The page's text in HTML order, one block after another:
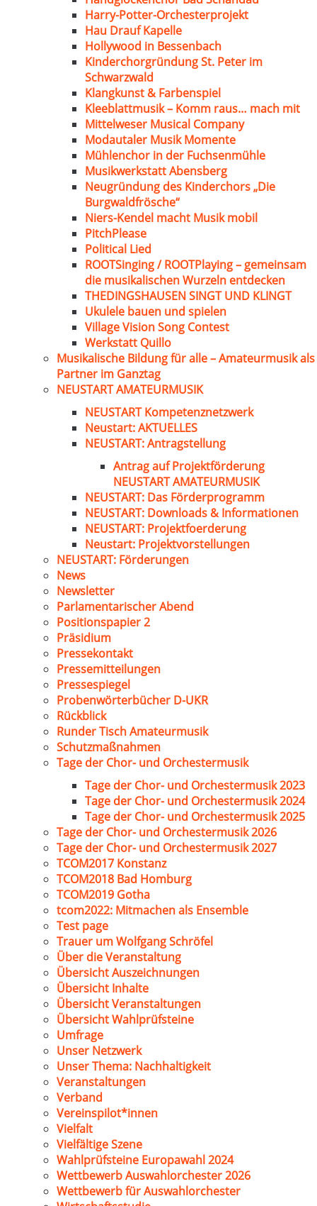
Harry-Potter-Orchesterprojekt
Hau Drauf Kapelle
Hollywood in Bessenbach
Kinderchorgründung St. Peter im
Schwarzwald
Klangkunst & Farbenspiel
Kleeblattmusik – Komm raus… mach mit
Mittelweser Musical Company
Modautaler Musik Momente
Mühlenchor in der Fuchsenmühle
Musikwerkstatt Abensberg
Neugründung des Kinderchors „Die
Burgwaldfrösche“
Niers-Kendel macht Musik mobil
PitchPlease
Political Lied
ROOTSinging / ROOTPlaying – gemeinsam
die musikalischen Wurzeln entdecken
THEDINGSHAUSEN SINGT UND KLINGT
Ukulele bauen und spielen
Village Vision Song Contest
Werkstatt Quillo
Musikalische Bildung für alle – Amateurmusik als
Partner im Ganztag
NEUSTART AMATEURMUSIK
NEUSTART Kompetenznetzwerk
Neustart: AKTUELLES
NEUSTART: Antragstellung
Antrag auf Projektförderung
NEUSTART AMATEURMUSIK
NEUSTART: Das Förderprogramm
NEUSTART: Downloads & Informationen
NEUSTART: Projektfoerderung
Neustart: Projektvorstellungen
NEUSTART: Förderungen
News
Newsletter
Parlamentarischer Abend
Positionspapier 2
Präsidium
Pressekontakt
Pressemitteilungen
Pressespiegel
Probenwörterbücher D-UKR
Rückblick
Runder Tisch Amateurmusik
Schutzmaßnahmen
Tage der Chor- und Orchestermusik
Tage der Chor- und Orchestermusik 2023
Tage der Chor- und Orchestermusik 2024
Tage der Chor- und Orchestermusik 2025
Tage der Chor- und Orchestermusik 2026
Tage der Chor- und Orchestermusik 2027
TCOM2017 Konstanz
TCOM2018 Bad Homburg
TCOM2019 Gotha
tcom2022: Mitmachen als Ensemble
Test page
Trauer um Wolfgang Schröfel
Über die Veranstaltung
Übersicht Auszeichnungen
Übersicht Inhalte
Übersicht Veranstaltungen
Übersicht Wahlprüfsteine
Umfrage
Unser Netzwerk
Unser Thema: Nachhaltigkeit
Veranstaltungen
Verband
Vereinspilot*innen
Vielfalt
Vielfältige Szene
Wahlprüfsteine Europawahl 2024
Wettbewerb Auswahlorchester 2026
Wettbewerb für Auswahlorchester